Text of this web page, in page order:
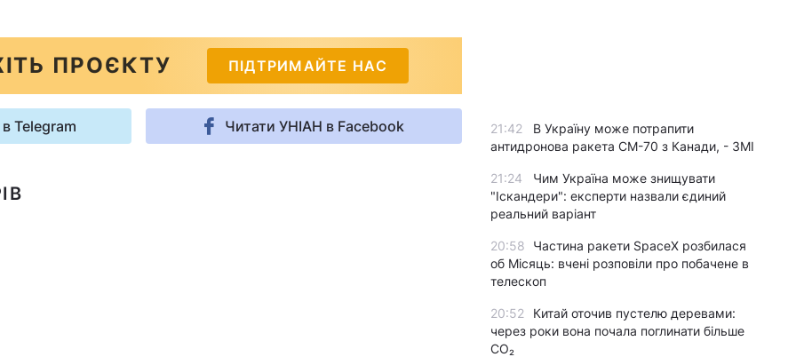
ПРОЄКТУ ПІДТРИМАЙТЕ НАС
Telegram Читати УНІАН в Facebook 21:42
В Україну може потрапити
антидронова ракета CM-70 з Канади, - ЗМІ
21:24
Чим Україна може знищувати
"Іскандери": експерти назвали єдиний
реальний варіант
20:58
Частина ракети SpaceX розбилася
об Місяць: вчені розповіли про побачене в
телескоп
20:52
Китай оточив пустелю деревами:
через роки вона почала поглинати більше
CO₂